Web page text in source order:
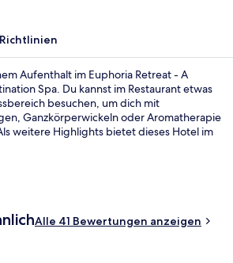
Richtlinien
Aufenthalt im Euphoria Retreat - A
Spa. Du kannst im Restaurant etwas
besuchen, um dich mit
Ganzkörperwickeln oder Aromatherapie
weitere Highlights bietet dieses Hotel im
Alle 41 Bewertungen anzeigen